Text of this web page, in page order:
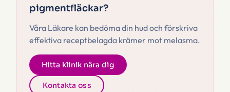
pigmentfläckar?
Våra Läkare kan bedöma din hud och förskriva
effektiva receptbelagda krämer mot melasma.
Hitta klinik nära dig
Kontakta oss